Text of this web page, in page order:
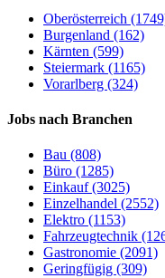
Oberösterreich
Burgenland (162)
Kärnten (599)
Steiermark (1165)
Vorarlberg (324)
Jobs nach Branchen
Bau (808)
Büro (1285)
Einkauf (3025)
Einzelhandel (2552)
Elektro (1153)
Fahrzeugtechnik
Gastronomie (2091)
Geringfügig (309)